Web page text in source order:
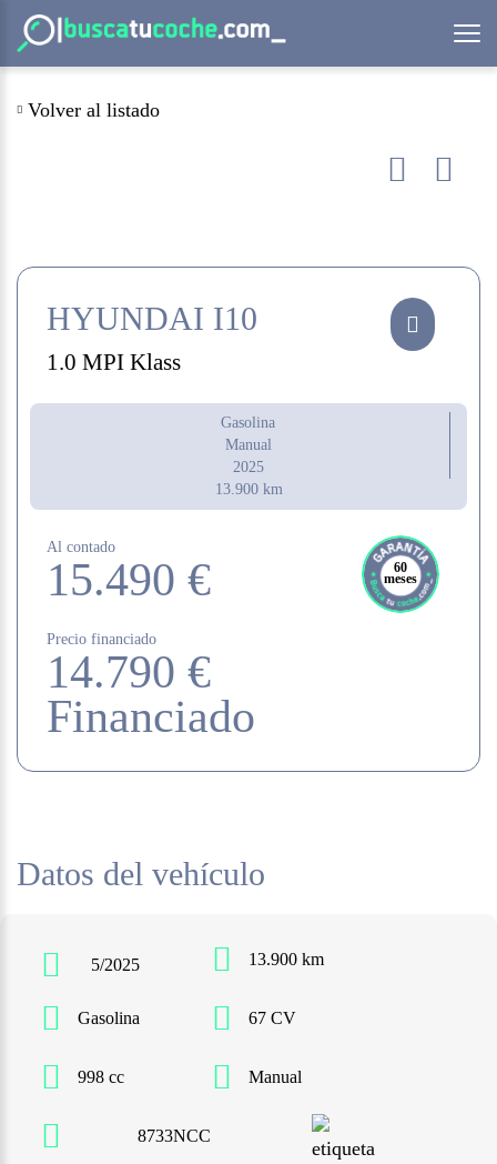
Volver al listado
HYUNDAI I10
1.0 MPI Klass
Gasolina
Manual
2025
13.900 km
Al contado
15.490 € 60
meses
Precio financiado
14.790 €
Financiado
Datos del vehículo
5/2025 13.900 km
Gasolina 67 CV
998 cc Manual
8733NCC